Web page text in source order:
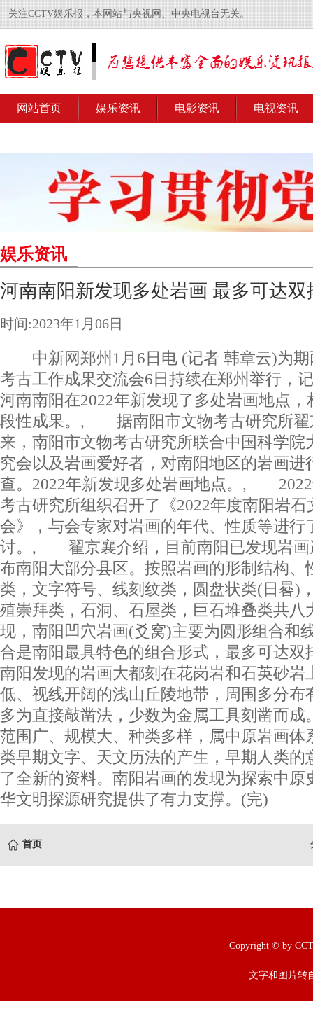
关注CCTV娱乐报，本网站与央视网、中央电视台无关。
网站首页 娱乐资讯 电影资讯 电视资讯
娱乐资讯
河南南阳新发现多处岩画 最多可达双
时间:2023年1月06日
中新网郑州1月6日电 (记者 韩章云)为期
考古工作成果交流会6日持续在郑州举行，
河南南阳在2022年新发现了多处岩画地点
段性成果。, 据南阳市文物考古研究所翟
来，南阳市文物考古研究所联合中国科学院
究会以及岩画爱好者，对南阳地区的岩画进
查。2022年新发现多处岩画地点。, 2022
考古研究所组织召开了《2022年度南阳岩
会》，与会专家对岩画的年代、性质等进行
讨。, 翟京襄介绍，目前南阳已发现岩画
布南阳大部分县区。按照岩画的形制结构、
类，文字符号、线刻纹类，圆盘状类(日晷)
殖崇拜类，石洞、石屋类，巨石堆叠类
现，南阳凹穴岩画(爻窝)主要为圆形组合和
合是南阳最具特色的组合形式，最多可
南阳发现的岩画大都刻在花岗岩和石英砂岩
低、视线开阔的浅山丘陵地带，周围多分布
多为直接敲凿法，少数为金属工具刻凿
范围广、规模大、种类多样，属中原岩画体
类早期文字、天文历法的产生，早期人类的
了全新的资料。南阳岩画的发现为探索中原
华文明探源研究提供了有力支撑。(完)
首页
Copyright © by
文字和图片转